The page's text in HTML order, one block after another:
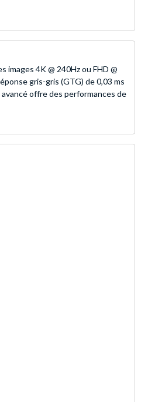
4K @ 240Hz ou FHD @
gris-gris (GTG) de 0,03 ms
offre des performances de